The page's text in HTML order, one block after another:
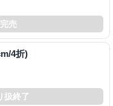
完売
4折)
扱終了